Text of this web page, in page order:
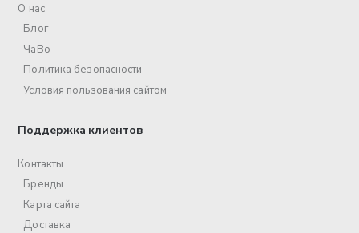
О нас
Блог
ЧаВо
Политика безопасности
Условия пользования сайтом
Поддержка клиентов
Контакты
Бренды
Карта сайта
Доставка